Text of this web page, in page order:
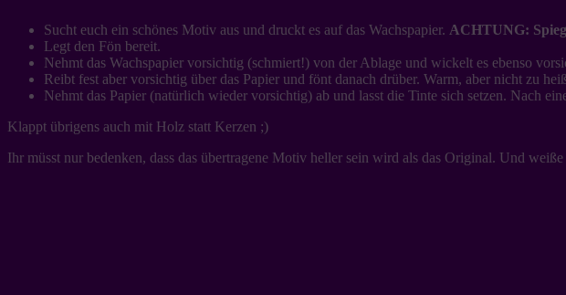
Sucht euch ein schönes Motiv aus und druckt es auf das Wachspapier. ACHTUNG:
Legt den Fön bereit.
Nehmt das Wachspapier vorsichtig (schmiert!) von der Ablage und wickelt es ebenso
Reibt fest aber vorsichtig über das Papier und fönt danach drüber. Warm, aber nicht zu
Nehmt das Papier (natürlich wieder vorsichtig) ab und lasst die Tinte sich setzen. Nach
Klappt übrigens auch mit Holz statt Kerzen ;)
Ihr müsst nur bedenken, dass das übertragene Motiv heller sein wird als das Original. Und